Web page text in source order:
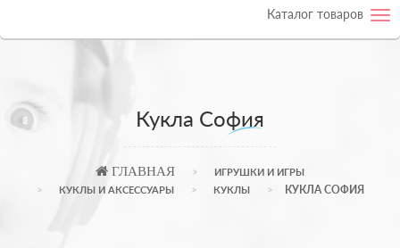
Каталог товаров
Кукла София
ГЛАВНАЯ
ИГРУШКИ И ИГРЫ
КУКЛЫ И АКСЕССУАРЫ
КУКЛЫ КУКЛА СОФИЯ